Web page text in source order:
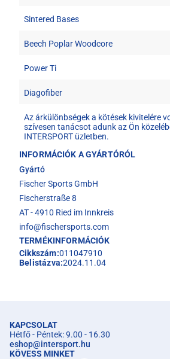
Sintered Bases
Beech Poplar Woodcore
Power Ti
Diagofiber
Az árkülönbségek a kötések kivitelére
szívesen tanácsot adunk az Ön
INTERSPORT üzletben.
INFORMÁCIÓK A GYÁRTÓRÓL
Gyártó
Fischer Sports GmbH
Fischerstraße 8
AT - 4910 Ried im Innkreis
info@fischersports.com
TERMÉKINFORMÁCIÓK
Cikkszám:011047910
Belistázva:2024.11.04
KAPCSOLAT
Hétfő - Péntek: 9.00 - 16.30
eshop@intersport.hu
KÖVESS MINKET